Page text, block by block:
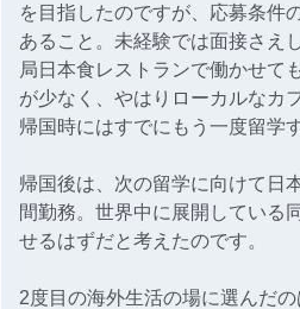
を目指したのですが、応募条件
あること。未経験では面接さえ
局日本食レストランで働かせて
が少なく、やはりローカルなカ
帰国時にはすでにもう一度留学
帰国後は、次の留学に向けて日
間勤務。世界中に展開している
せるはずだと考えたのです。
2度目の海外生活の場に選んだ